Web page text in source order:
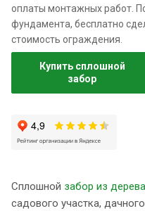
оплаты монтажных работ.
фундамента, бесплатно
стоимость ограждения.
Купить сплошной
забор
Сплошной забор из дерева
садового участка,